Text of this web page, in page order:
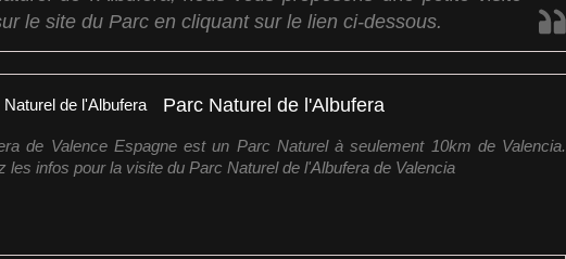
le site du Parc en cliquant sur le lien ci-dessous.
Parc Naturel de l'Albufera
de Valence Espagne est un Parc Naturel à seulement 10km de Valencia.
les infos pour la visite du Parc Naturel de l'Albufera de Valencia